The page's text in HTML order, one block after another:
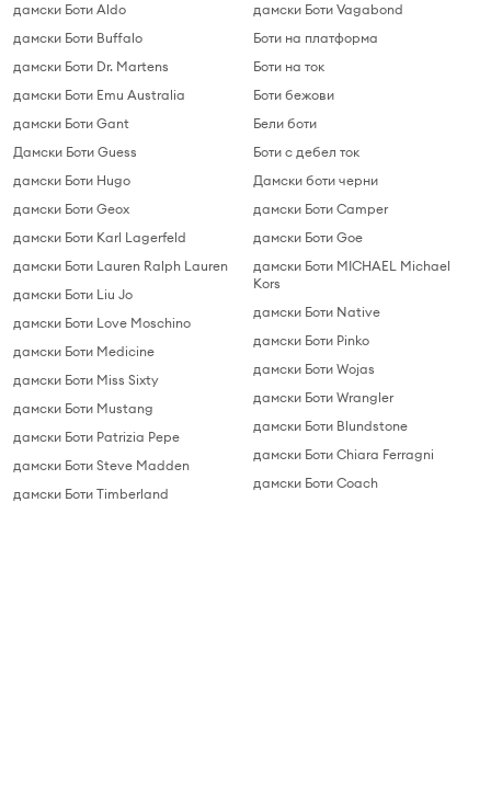
дамски Боти Aldo
дамски Боти Buffalo
дамски Боти Dr. Martens
дамски Боти Emu Australia
дамски Боти Gant
Дамски Боти Guess
дамски Боти Hugo
дамски Боти Geox
дамски Боти Karl Lagerfeld
дамски Боти Lauren Ralph Lauren
дамски Боти Liu Jo
дамски Боти Love Moschino
дамски Боти Medicine
дамски Боти Miss Sixty
дамски Боти Mustang
дамски Боти Patrizia Pepe
дамски Боти Steve Madden
дамски Боти Timberland
дамски Боти Vagabond
Боти на платформа
Боти на ток
Боти бежови
Бели боти
Боти с дебел ток
Дамски боти черни
дамски Боти Camper
дамски Боти Goe
дамски Боти MICHAEL Michael
Kors
дамски Боти Native
дамски Боти Pinko
дамски Боти Wojas
дамски Боти Wrangler
дамски Боти Blundstone
дамски Боти Chiara Ferragni
дамски Боти Coach